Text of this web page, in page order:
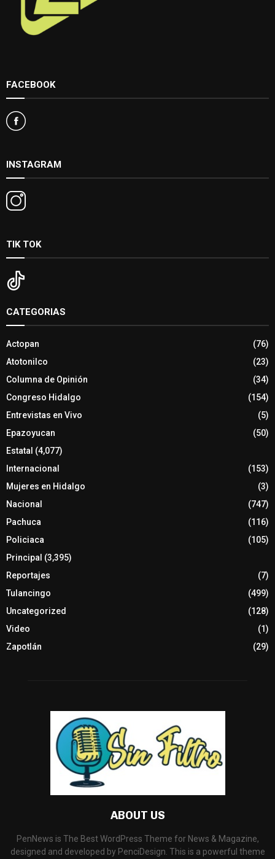
FACEBOOK
INSTAGRAM
TIK TOK
CATEGORIAS
Actopan
(76)
Atotonilco
(23)
Columna de Opinión
(34)
Congreso Hidalgo
(154)
Entrevistas en Vivo
(5)
Epazoyucan
(50)
Estatal (4,077)
Internacional
(153)
Mujeres en Hidalgo
(3)
Nacional
(747)
Pachuca
(116)
Policiaca
(105)
Principal (3,395)
Reportajes
(7)
Tulancingo
(499)
Uncategorized
(128)
Video
(1)
Zapotlán
(29)
ABOUT US
PenNews is The Best WordPress Theme for News & Magazine,
designed and developed by PenciDesign. This is a powerful theme